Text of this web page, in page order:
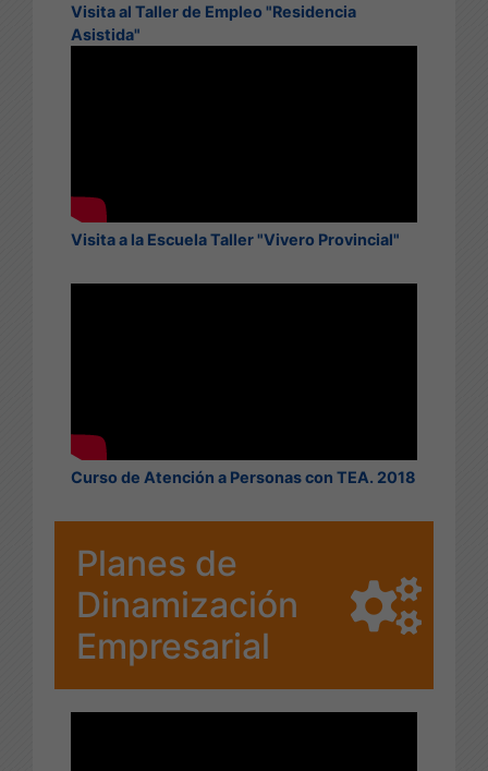
Visita al Taller de Empleo "Residencia
Asistida"
Visita a la Escuela Taller "Vivero Provincial"
Curso de Atención a Personas con TEA. 2018
Planes de
Dinamización
Empresarial